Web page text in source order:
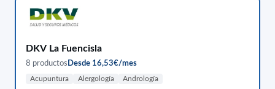
DKV La Fuencisla
8 productos Desde 16,53€/mes
Acupuntura Alergología Andrología